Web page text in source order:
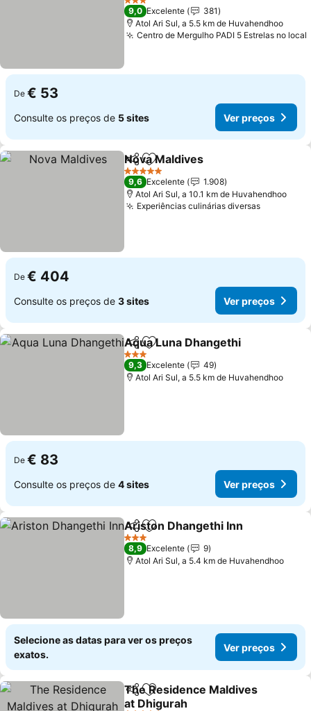
3 Estrelas
9,0 Excelente
381
Atol Ari Sul, a 5.5 km de Huvahendhoo
Centro de Mergulho PADI 5 Estrelas no local
De € 53
Consulte os preços de 5 sites Ver preços
PartilharAdicionar aos favoritos
Nova Maldives
5 Estrelas
9,6 Excelente
1.908
Atol Ari Sul, a 10.1 km de Huvahendhoo
Experiências culinárias diversas
De € 404
Consulte os preços de 3 sites Ver preços
PartilharAdicionar aos favoritos
Aqua Luna Dhangethi
3 Estrelas
9,3 Excelente
49
Atol Ari Sul, a 5.5 km de Huvahendhoo
De € 83
Consulte os preços de 4 sites Ver preços
PartilharAdicionar aos favoritos
Ariston Dhangethi Inn
3 Estrelas
8,9 Excelente
9
Atol Ari Sul, a 5.4 km de Huvahendhoo
Selecione as datas para ver os preços
exatos.
Ver preços
PartilharAdicionar aos favoritos
The Residence Maldives
at Dhigurah